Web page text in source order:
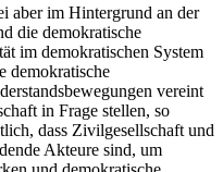
aber im Hintergrund an der
die demokratische
im demokratischen System
demokratische
vereint
in Frage stellen, so
dass Zivilgesellschaft und
Akteure sind, um